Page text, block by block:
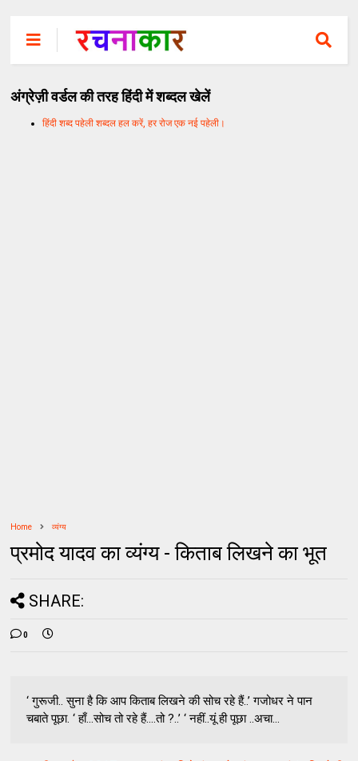
अंग्रेज़ी वर्डल की तरह हिंदी में शब्दल खेलें
हिंदी शब्द पहेली शब्दल हल करें, हर रोज एक नई पहेली।
Home व्यंग्य
प्रमोद यादव का व्यंग्य - किताब लिखने का भूत
SHARE:
0
‘ गुरूजी.. सुना है कि आप किताब लिखने की सोच रहे हैं..’ गजोधर ने पान
चबाते पूछा. ‘ हाँ...सोच तो रहे हैं....तो ?..’ ‘ नहीं..यूं ही पूछा ..अचा...